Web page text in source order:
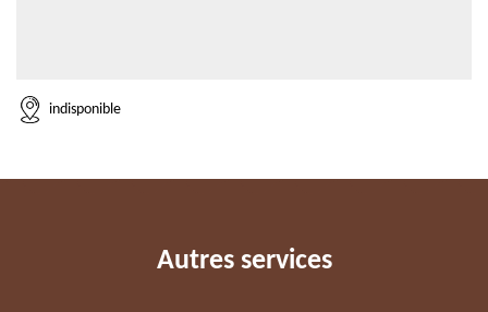
indisponible
Autres services